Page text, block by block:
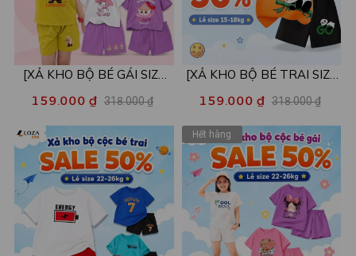
[XẢ KHO BỘ BÉ GÁI SIZE
nhiều mẫu - Quần áo bé gái
nữ từ 15-22kg - Loza Kids
XB001
159.000 ₫ 318.000 ₫
[XẢ KHO BỘ BÉ TRAI SIZE
mẫu - Quần áo bé trai từ 15-
18kg - Loza Kids XB002
159.000 ₫ 318.000 ₫
Hết hàng